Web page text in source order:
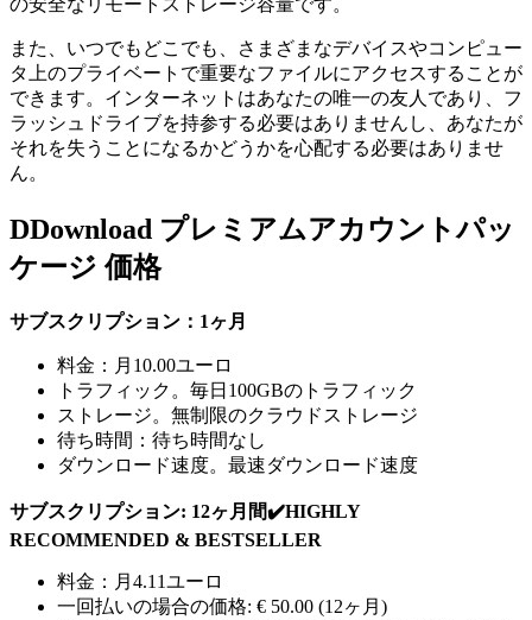
の安全なリモートストレージ容量です。
また、いつでもどこでも、さまざまなデバイスやコンピュー
タ上のプライベートで重要なファイルにアクセスすることが
できます。インターネットはあなたの唯一の友人であり、フ
ラッシュドライブを持参する必要はありませんし、あなたが
それを失うことになるかどうかを心配する必要はありませ
ん。
DDownload プレミアムアカウントパッ
ケージ 価格
サブスクリプション：1ヶ月
料金：月10.00ユーロ
トラフィック。毎日100GBのトラフィック
ストレージ。無制限のクラウドストレージ
待ち時間：待ち時間なし
ダウンロード速度。最速ダウンロード速度
サブスクリプション: 12ヶ月間✔️HIGHLY
RECOMMENDED & BESTSELLER
料金：月4.11ユーロ
一回払いの場合の価格: € 50.00 (12ヶ月)